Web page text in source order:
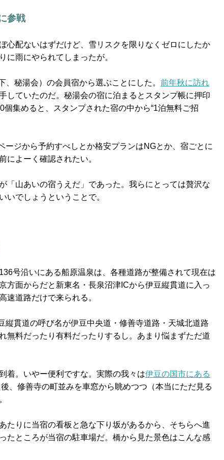
参戦
心配ないはずだけど、雪リスクを限りなくゼロにしたか
に雨にやられてしまったが。
、秘湯会）の会員宿から選ぶことにした。 前年秋に訪れ
していたのだ。秘湯会の宿に泊まるとスタンプ帳に押印
集めると、スタンプされた宿の中から“1泊無料ご招
ジから予約すべしとか格安プランはNGとか、宿ごとに
によーく確認されたい。
「山あいの宿うえだ」であった。我らにとっては贅沢な
いでしょうということで。
号沿いにある船原温泉は、各種道路が整備されて現在は
方面からだと新東名・長泉沼津ICから伊豆縦貫道に入っ
速道路だけで来られる。
貫道の呼び名が伊豆中央道・修善寺道路・天城北道路
無料だったり有料だったりするし。あまり悩まずただ道
着。いやー便利ですな。実際の我々は伊豆の国市にある
、修善寺の町並みを車窓から眺めつつ（本当にただ見る
たりに当宿の看板と急な下り坂があるから、そちらへ進
たところが当宿の駐車場だ。橋から見た景色はこんな感